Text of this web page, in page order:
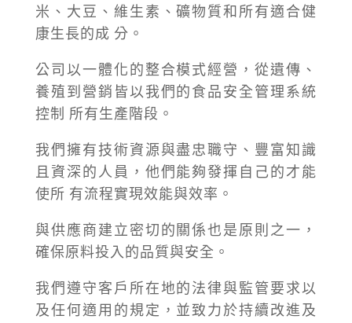
米、大豆、維生素、礦物質和所有適合健
康生長的成 分。
公司以一體化的整合模式經營，從遺傳、
養殖到營銷皆以我們的食品安全管理系統
控制 所有生產階段。
我們擁有技術資源與盡忠職守、豐富知識
且資深的人員，他們能夠發揮自己的才能
使所 有流程實現效能與效率。
與供應商建立密切的關係也是原則之一，
確保原料投入的品質與安全。
我們遵守客戶所在地的法律與監管要求以
及任何適用的規定，並致力於持續改進及